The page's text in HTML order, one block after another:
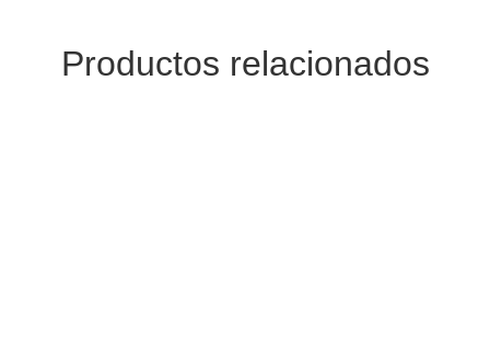
Productos relacionados